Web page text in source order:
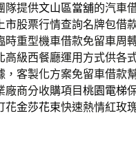
隊提供文山區當舖的汽車
市股票行情查詢名牌包借
時重型機車借款免留車周
高級西餐廳運用方式供各
，客製化方案免留車借款
廠商分收購項目桃園電梯
花金莎花束快速熱情紅玫